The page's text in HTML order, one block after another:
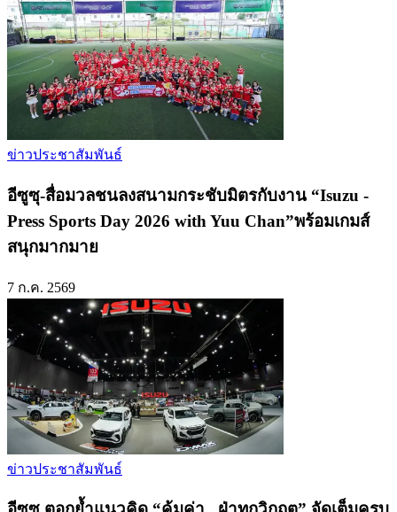
ข่าวประชาสัมพันธ์
อีซูซุ-สื่อมวลชนลงสนามกระชับมิตรกับงาน “Isuzu -
Press Sports Day 2026 with Yuu Chan”พร้อมเกมส์
สนุกมากมาย
7 ก.ค. 2569
ข่าวประชาสัมพันธ์